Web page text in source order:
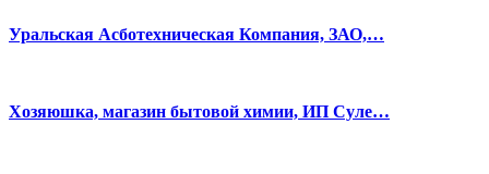
Уральская Асботехническая Компания, ЗАО,…
Хозяюшка, магазин бытовой химии, ИП Суле…